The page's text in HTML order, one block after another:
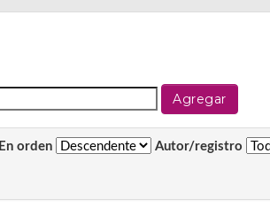
En orden Autor/registro